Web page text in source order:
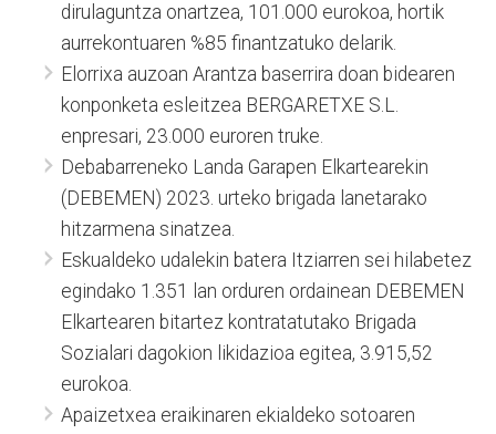
dirulaguntza onartzea, 101.000 eurokoa, hortik
aurrekontuaren %85 finantzatuko delarik.
Elorrixa auzoan Arantza baserrira doan bidearen
konponketa esleitzea BERGARETXE S.L.
enpresari, 23.000 euroren truke.
Debabarreneko Landa Garapen Elkartearekin
(DEBEMEN) 2023. urteko brigada lanetarako
hitzarmena sinatzea.
Eskualdeko udalekin batera Itziarren sei hilabetez
egindako 1.351 lan orduren ordainean DEBEMEN
Elkartearen bitartez kontratatutako Brigada
Sozialari dagokion likidazioa egitea, 3.915,52
eurokoa.
Apaizetxea eraikinaren ekialdeko sotoaren